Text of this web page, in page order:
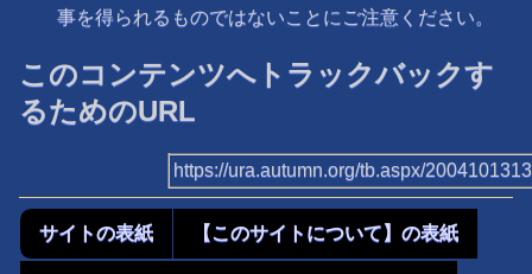
事を得られるものではないことにご注意ください。
このコンテンツへトラックバックす
るためのURL
https://ura.autumn.org/tb.aspx/
サイトの表紙 【このサイトについて】の表紙